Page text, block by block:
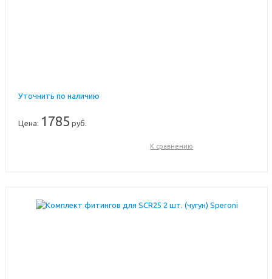
Уточнить по наличию
Цена: 1785 руб.
К сравнению